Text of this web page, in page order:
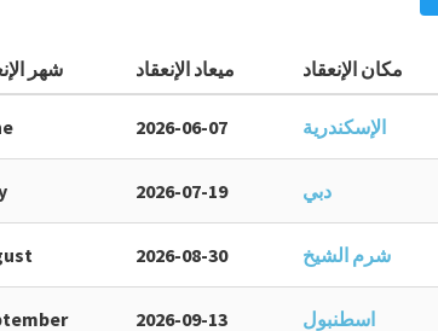
مكان الإنعقاد ميعاد الإنعقاد شهر
الإسكندرية 2026-06-07
دبي 2026-07-19
شرم الشيخ 2026-08-30
اسطنبول 2026-09-13